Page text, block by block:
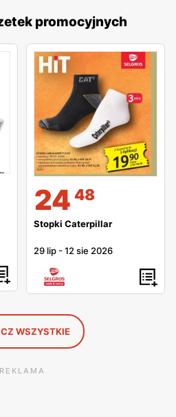
promocyjnych
24 48
Stopki Caterpillar
29 lip -12 sie 2026
WSZYSTKIE
REKLAMA